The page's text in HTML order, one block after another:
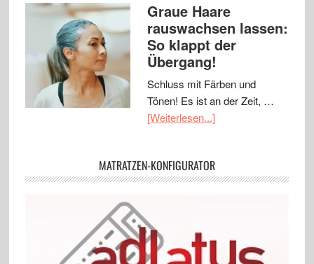
Graue Haare
rauswachsen lassen:
So klappt der
Übergang!
Schluss mit Färben und
Tönen! Es ist an der Zeit, …
[Weiterlesen...]
MATRATZEN-KONFIGURATOR